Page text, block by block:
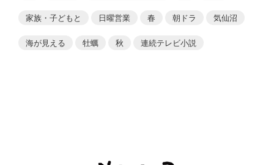
家族・子どもと 日曜営業 春 朝ドラ 気仙沼
海が見える 牡蠣 秋 連続テレビ小説